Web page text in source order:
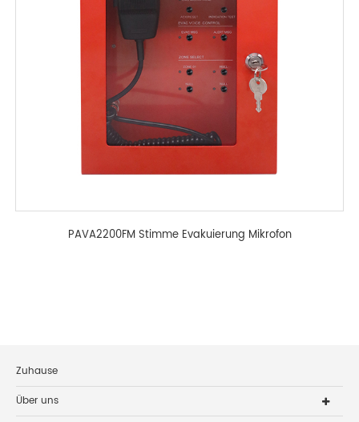
PAVA2200FM Stimme Evakuierung Mikrofon
Zuhause
Über uns